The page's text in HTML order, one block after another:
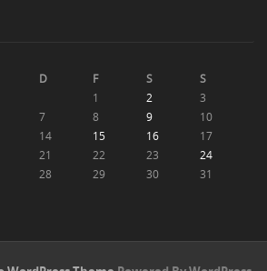
D F S
S
1
2
3
7 8 9
10
14 15 16
17
21 22 23
24
28 29 30 31